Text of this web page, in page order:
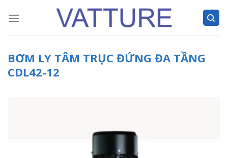
BƠM LY TÂM TRỤC ĐỨNG ĐA TẦNG
CDL42-12